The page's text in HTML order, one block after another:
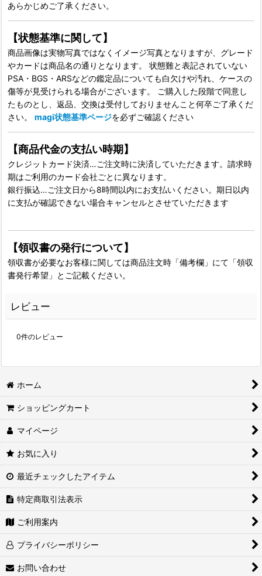
あらかじめご了承ください。
【状態基準に関して】
商品画像は実物写真ではなくイメージ写真となりますが、グレード
やカードは商品名の通りとなります。 状態難と表記されていない
PSA・BGS・ARSなどの鑑定品についても白欠けや汚れ、ケースの
傷等が見受けられる場合がございます。 ご購入した段階で同意し
たものとし、返品、交換は受付しておりませんこと何卒ご了承くだ
さい。 magi状態基準ページを必ずご確認ください
【商品代金の支払い時期】
クレジットカード決済…ご注文時に決済していただきます。請求時
期はご利用のカード会社ごとに異なります。
銀行振込…ご注文日から8時間以内にお支払いください。期日以内
に支払が確認できない場合キャンセルとさせていただきます
【領収書の発行について】
領収書が必要なお客様に関しては商品注文時「備考欄」にて「領収
書発行希望」とご記載ください。
レビュー
0件のレビュー
ホーム
ショッピングカート
マイページ
お気に入り
最近チェックしたアイテム
特定商取引法表示
ご利用案内
プライバシーポリシー
お問い合わせ